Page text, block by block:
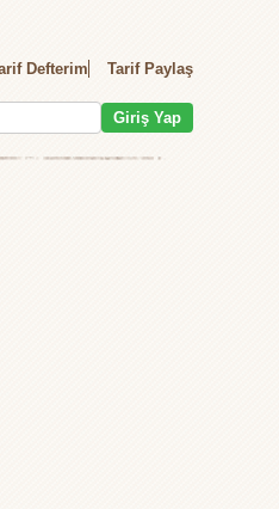
Defterim Tarif Paylaş
Giriş Yap